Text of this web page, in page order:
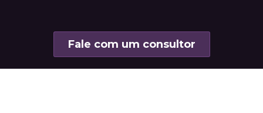
Fale com um consultor